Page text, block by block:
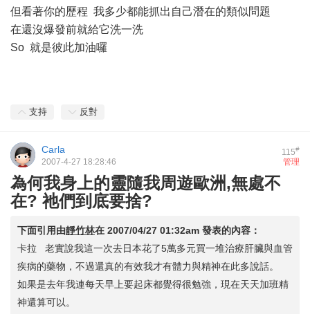
但看著你的歷程 我多少都能抓出自己潛在的類似問題
在還沒爆發前就給它洗一洗
So 就是彼此加油囉
支持 反對
115#
Carla
管理
2007-4-27 18:28:46
為何我身上的靈隨我周遊歐洲,無處不
在? 祂們到底要捨?
下面引用由靜竹林在 2007/04/27 01:32am 發表的內容：
卡拉 老實說我這一次去日本花了5萬多元買一堆治療肝臟與血管
疾病的藥物，不過還真的有效我才有體力與精神在此多說話。
如果是去年我連每天早上要起床都覺得很勉強，現在天天加班精
神還算可以。